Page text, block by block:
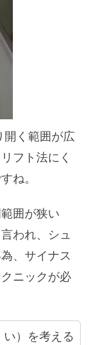
く範囲が広
フト法にく
ね。
囲が狭い
われ、シュ
、サイナス
ニックが必
）を考える